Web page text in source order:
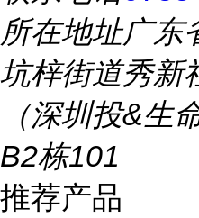
所在地址广东
坑梓街道秀新
（深圳投&生
B2栋101
推荐产品